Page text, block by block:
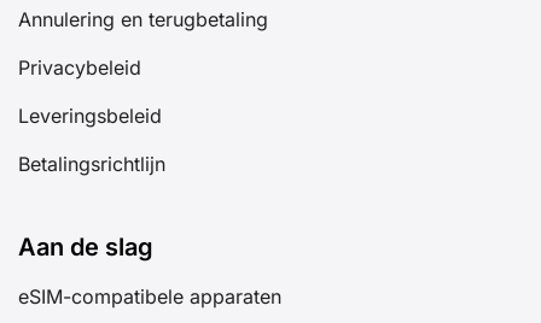
Annulering en terugbetaling
Privacybeleid
Leveringsbeleid
Betalingsrichtlijn
Aan de slag
eSIM-compatibele apparaten